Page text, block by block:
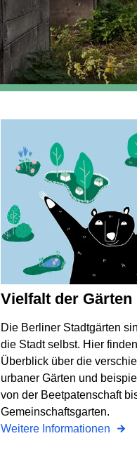
Vielfalt der Gärten
Die Berliner Stadtgärten
die Stadt selbst. Hier
Überblick über die
urbaner Gärten und
von der Beetpatenschaft
Gemeinschaftsgarten.
Weitere Informationen